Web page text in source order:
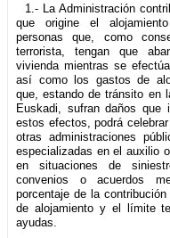
1.- La Administración
que origine el
personas que, como
terrorista, tengan que
vivienda mientras se
así como los gastos de
que, estando de tránsito en
Euskadi, sufran daños
estos efectos, podrá
otras administraciones
especializadas en el auxilio
en situaciones de
convenios o acuerdos
porcentaje de la
de alojamiento y el límite
ayudas.